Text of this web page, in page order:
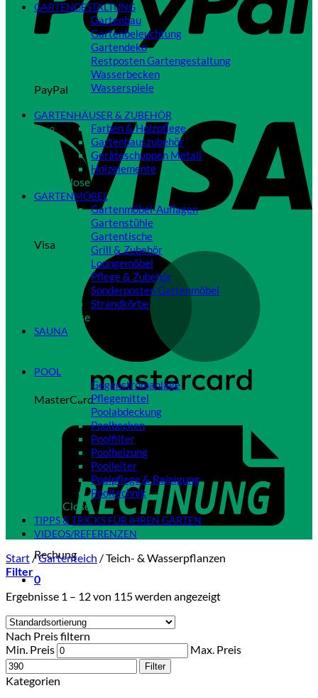
PayPal
Visa
MasterCard
Rechung
0
GARTENGESTALTUNG
Gartenbau
Gartenbeleuchtung
Gartendeko
Restposten Gartengestaltung
Wasserbecken
Wasserspiele
GARTENHÄUSER & ZUBEHÖR
Farben & Holzpflege
Gartenhauszubehör
Geräteschuppen Metall
Holzelemente
Close
GARTENMÖBEL
Gartenmöbel-Auflagen
Gartenstühle
Gartentische
Grill & Zubehör
Loungemöbel
Pflege & Zubehör
Sonderposten Gartenmöbel
Strandkörbe
Close
SAUNA
POOL
Gegenstromanlage
Pflegemittel
Poolabdeckung
Poolbecken
Poolfilter
Poolheizung
Poolleiter
Poolpflege & Reinigung
Pooltechnik
Close
TIPPS & TRICKS FÜR IHREN GARTEN
VIDEOS/REFERENZEN
Start /Gartenteich /Teich- & Wasserpflanzen
Filter
Ergebnisse 1 – 12 von 115 werden angezeigt
Nach Preis filtern
Min. Preis
Max. Preis
Filter
Kategorien